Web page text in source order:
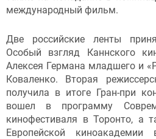
международный фильм.
Две российские ленты
Особый взгляд Каннского
Алексея Германа младшего и
Коваленко. Вторая
получила в итоге Гран-при
вошел в программу
кинофестиваля в Торонто, а
Европейской